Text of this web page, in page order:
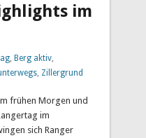
im
, Berg aktiv,
, Zillergrund
frühen Morgen und
im
sich Ranger